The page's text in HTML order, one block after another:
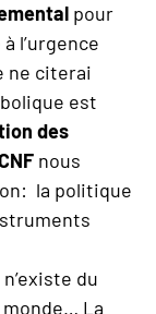
pour
l’urgence
ne citerai
est
des
nous
la politique
du
La